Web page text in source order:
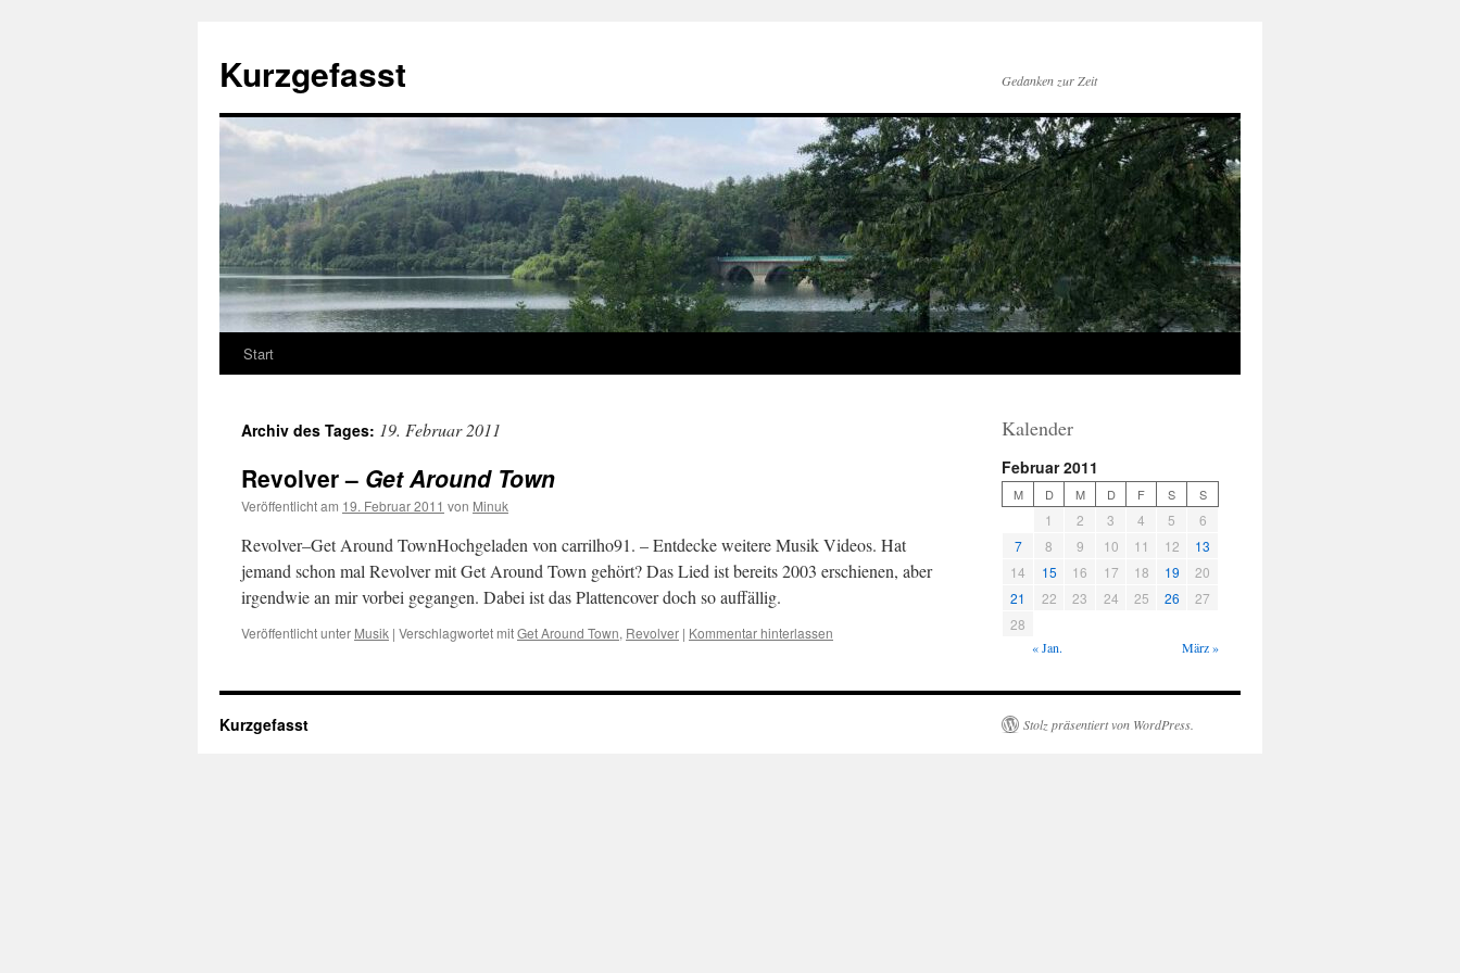
springen
Kurzgefasst Gedanken zur Zeit
Start
Archiv des Tages: 19. Februar 2011
Revolver – Get Around Town
Veröffentlicht am 19. Februar 2011 von Minuk
Revolver–Get Around TownHochgeladen von carrilho91. – Entdecke weitere Musik Videos. Hat
jemand schon mal Revolver mit Get Around Town gehört? Das Lied ist bereits 2003 erschienen, aber
irgendwie an mir vorbei gegangen. Dabei ist das Plattencover doch so auffällig.
Veröffentlicht unter Musik | Verschlagwortet mitGet Around Town, Revolver | Kommentar hinterlassen
Kalender
Februar 2011
M D M D F S S
1 2 3 4 5
6
7
8 9 10 11 12
13
14
15 16 17 18 19
20
21
22 23 24 25 26
27
28
« Jan. März »
Kurzgefasst Stolz präsentiert von WordPress.